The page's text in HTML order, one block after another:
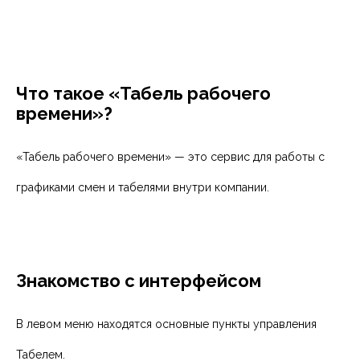
Что такое «Табель рабочего
времени»?
«Табель рабочего времени» — это сервис для работы с
графиками смен и табелями внутри компании.
Знакомство с интерфейсом
В левом меню находятся основные пункты управления
Табелем.